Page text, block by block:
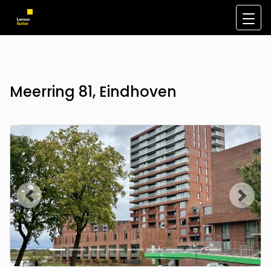
Meerring 81, Eindhoven
Vorige